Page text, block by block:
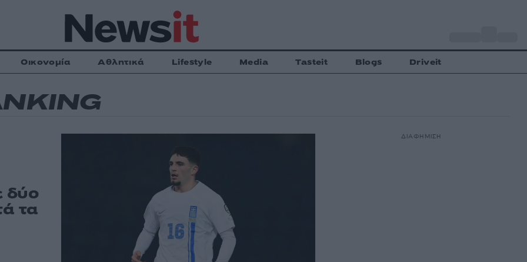
Οικονομία Αθλητικά Lifestyle Media Tasteit Blogs Driveit
δύο
τα
ΔΙΑΦΗΜΙΣΗ